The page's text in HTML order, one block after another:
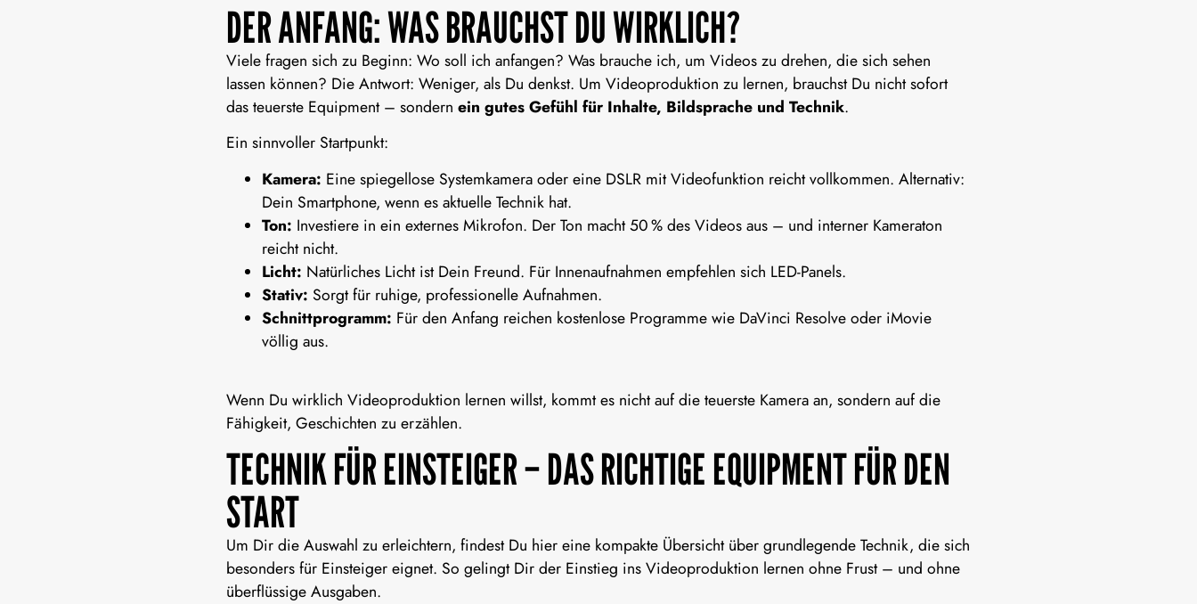
DER ANFANG: WAS BRAUCHST DU WIRKLICH?
Viele fragen sich zu Beginn: Wo soll ich anfangen? Was brauche ich, um Videos zu drehen, die sich sehen
lassen können? Die Antwort: Weniger, als Du denkst. Um Videoproduktion zu lernen, brauchst Du nicht sofort
das teuerste Equipment – sondern ein gutes Gefühl für Inhalte, Bildsprache und Technik.
Ein sinnvoller Startpunkt:
Kamera: Eine spiegellose Systemkamera oder eine DSLR mit Videofunktion reicht vollkommen. Alternativ:
Dein Smartphone, wenn es aktuelle Technik hat.
Ton: Investiere in ein externes Mikrofon. Der Ton macht 50 % des Videos aus – und interner Kameraton
reicht nicht.
Licht: Natürliches Licht ist Dein Freund. Für Innenaufnahmen empfehlen sich LED-Panels.
Stativ: Sorgt für ruhige, professionelle Aufnahmen.
Schnittprogramm: Für den Anfang reichen kostenlose Programme wie DaVinci Resolve oder iMovie
völlig aus.
Wenn Du wirklich Videoproduktion lernen willst, kommt es nicht auf die teuerste Kamera an, sondern auf die
Fähigkeit, Geschichten zu erzählen.
TECHNIK FÜR EINSTEIGER – DAS RICHTIGE EQUIPMENT FÜR DEN
START
Um Dir die Auswahl zu erleichtern, findest Du hier eine kompakte Übersicht über grundlegende Technik, die sich
besonders für Einsteiger eignet. So gelingt Dir der Einstieg insVideoproduktion lernen ohne Frust – und ohne
überflüssige Ausgaben.